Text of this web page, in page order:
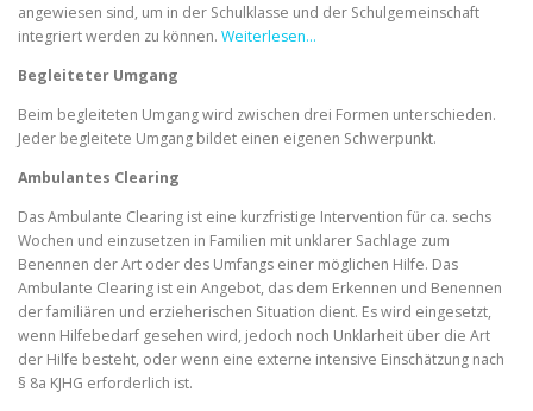
angewiesen sind, um in der Schulklasse und der Schulgemeinschaft
integriert werden zu können. Weiterlesen…
Begleiteter Umgang
Beim begleiteten Umgang wird zwischen drei Formen unterschieden.
Jeder begleitete Umgang bildet einen eigenen Schwerpunkt.
Ambulantes Clearing
Das Ambulante Clearing ist eine kurzfristige Intervention für ca. sechs
Wochen und einzusetzen in Familien mit unklarer Sachlage zum
Benennen der Art oder des Umfangs einer möglichen Hilfe. Das
Ambulante Clearing ist ein Angebot, das dem Erkennen und Benennen
der familiären und erzieherischen Situation dient. Es wird eingesetzt,
wenn Hilfebedarf gesehen wird, jedoch noch Unklarheit über die Art
der Hilfe besteht, oder wenn eine externe intensive Einschätzung nach
§ 8a KJHG erforderlich ist.